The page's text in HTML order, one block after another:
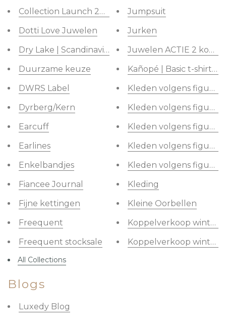
Collection Launch 2023
Dotti Love Juwelen
Dry Lake | Scandinavia fashion
Duurzame keuze
DWRS Label
Dyrberg/Kern
Earcuff
Earlines
Enkelbandjes
Fiancee Journal
Fijne kettingen
Freequent
Freequent stocksale
Jumpsuit
Jurken
Juwelen ACTIE 2 kopen
Kañopé | Basic t-shirts
Kleden volgens
Kleden volgens
Kleden volgens
Kleden volgens
Kleden volgens
Kleding
Kleine Oorbellen
Koppelverkoop winter
Koppelverkoop winter
All Collections
Blogs
Luxedy Blog